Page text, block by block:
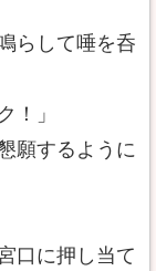
らして唾を呑
！」
願するように
口に押し当て